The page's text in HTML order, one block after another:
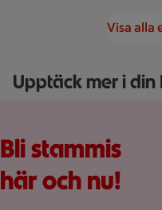
Visa alla
Upptäck mer i
Bli stammis
här och nu!